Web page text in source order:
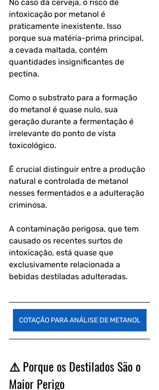
No caso da cerveja, o risco de
intoxicação por metanol é
praticamente inexistente. Isso
porque sua matéria-prima principal,
a cevada maltada, contém
quantidades insignificantes de
pectina.
Como o substrato para a formação
do metanol é quase nulo, sua
geração durante a fermentação é
irrelevante do ponto de vista
toxicológico.
É crucial distinguir entre a produção
natural e controlada de metanol
nesses fermentados e a adulteração
criminosa.
A contaminação perigosa, que tem
causado os recentes surtos de
intoxicação, está quase que
exclusivamente relacionada a
bebidas destiladas adulteradas.
COTAÇÃO PARA ANÁLISE DE METANOL
⚠️ Porque os Destilados São o
Maior Perigo